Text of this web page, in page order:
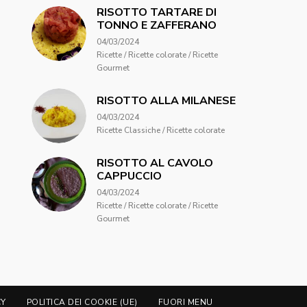
RISOTTO TARTARE DI
TONNO E ZAFFERANO
04/03/2024
Ricette / Ricette colorate / Ricette
Gourmet
RISOTTO ALLA MILANESE
04/03/2024
Ricette Classiche / Ricette colorate
RISOTTO AL CAVOLO
CAPPUCCIO
04/03/2024
Ricette / Ricette colorate / Ricette
Gourmet
POLITICA DEI COOKIE (UE) FUORI MENU